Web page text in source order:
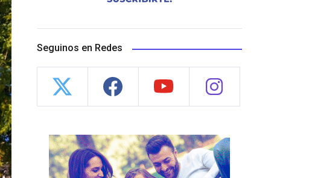
Seguinos en Redes